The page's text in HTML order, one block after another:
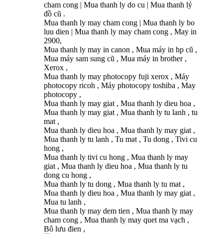
cham cong | Mua thanh ly do cu | Mua thanh lý
đồ cũ .
Mua thanh ly may cham cong | Mua thanh ly bo
luu dien | Mua thanh ly may cham cong , May in
2900,
Mua thanh ly may in canon , Mua máy in hp cũ ,
Mua máy sam sung cũ , Mua máy in brother ,
Xerox ,
Mua thanh ly may photocopy fuji xerox , Máy
photocopy ricoh , Máy photocopy toshiba , May
photocopy ,
Mua thanh ly may giat , Mua thanh ly dieu hoa ,
Mua thanh ly may giat , Mua thanh ly tu lanh , tu
mat ,
Mua thanh ly dieu hoa , Mua thanh ly may giat ,
Mua thanh ly tu lanh , Tu mat , Tu dong , Tivi cu
hong ,
Mua thanh ly tivi cu hong , Mua thanh ly may
giat , Mua thanh ly dieu hoa , Mua thanh ly tu
dong cu hong ,
Mua thanh ly tu dong , Mua thanh ly tu mat ,
Mua thanh ly dieu hoa , Mua thanh ly may giat ,
Mua tu lanh ,
Mua thanh ly may dem tien , Mua thanh ly may
cham cong , Mua thanh ly may quet ma vạch ,
Bô lưu đien ,